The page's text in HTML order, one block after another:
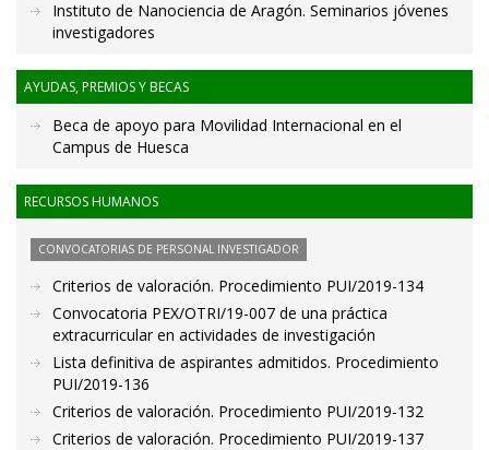
Instituto de Nanociencia de Aragón. Seminarios jóvenes
investigadores
AYUDAS, PREMIOS Y BECAS
Beca de apoyo para Movilidad Internacional en el
Campus de Huesca
RECURSOS HUMANOS
CONVOCATORIAS DE PERSONAL INVESTIGADOR
Criterios de valoración. Procedimiento PUI/2019-134
Convocatoria PEX/OTRI/19-007 de una práctica
extracurricular en actividades de investigación
Lista definitiva de aspirantes admitidos. Procedimiento
PUI/2019-136
Criterios de valoración. Procedimiento PUI/2019-132
Criterios de valoración. Procedimiento PUI/2019-137